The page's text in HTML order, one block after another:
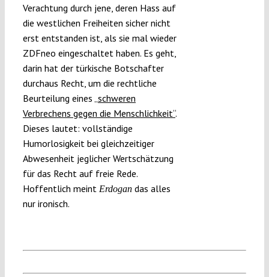
Verachtung durch jene, deren Hass auf
die westlichen Freiheiten sicher nicht
erst entstanden ist, als sie mal wieder
ZDFneo eingeschaltet haben. Es geht,
darin hat der türkische Botschafter
durchaus Recht, um die rechtliche
Beurteilung eines „schweren
Verbrechens gegen die Menschlichkeit“.
Dieses lautet: vollständige
Humorlosigkeit bei gleichzeitiger
Abwesenheit jeglicher Wertschätzung
für das Recht auf freie Rede.
Hoffentlich meint Erdogandas alles
nur ironisch.